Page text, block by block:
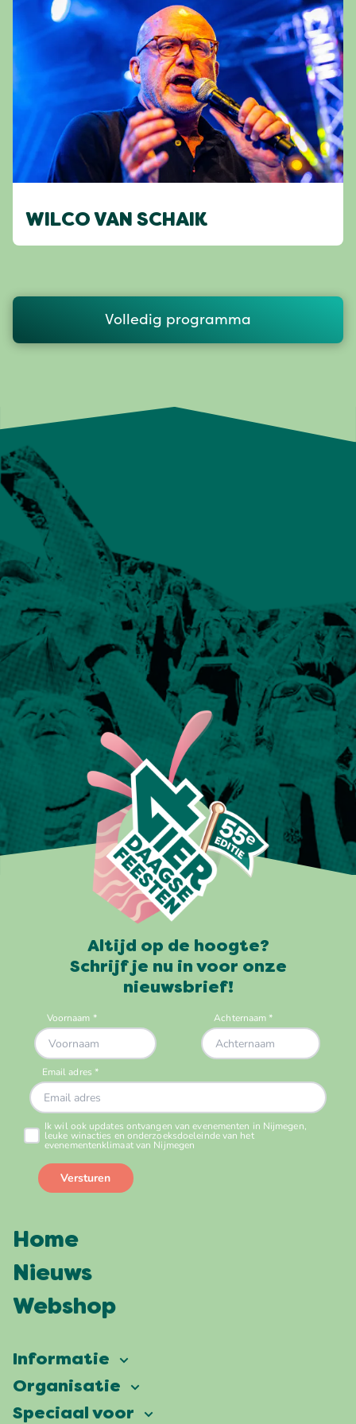
WILCO VAN SCHAIK
Volledig programma
Altijd op de hoogte?
Schrijf je nu in voor onze
nieuwsbrief!
Home
Nieuws
Webshop
Informatie
Vierdaagsefeesten
Veelgestelde vragen
Organisatie
Onze ambitie
Speciaal voor